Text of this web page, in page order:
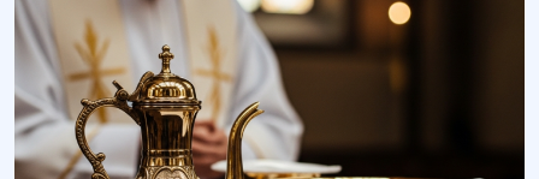
İçinde tütsünün yakıldığı, taşınabilmesi ve asılabilmesi için zincirleri bulunan,
Polykandelon, Polykandela, Polykandilion
Bizans döneminde özellikle kiliselerde, zincirlerle tavana asılarak kullanılan